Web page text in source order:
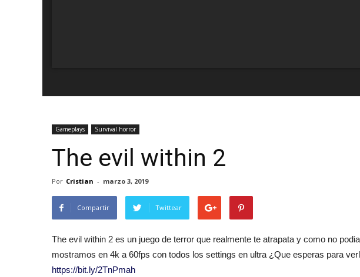
Gameplays Survival horror
The evil within 2
Por Cristian - marzo 3, 2019
Compartir Twittear
The evil within 2 es un juego de terror que realmente te atrapata y como no
mostramos en 4k a 60fps con todos los settings en ultra ¿Que esperas para
https://bit.ly/2TnPmah